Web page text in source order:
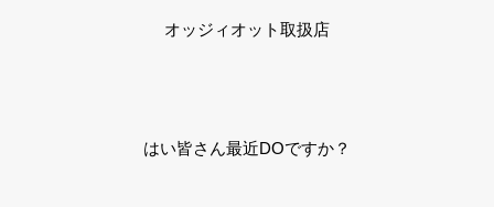
オッジィオット取扱店
はい皆さん最近DOですか？